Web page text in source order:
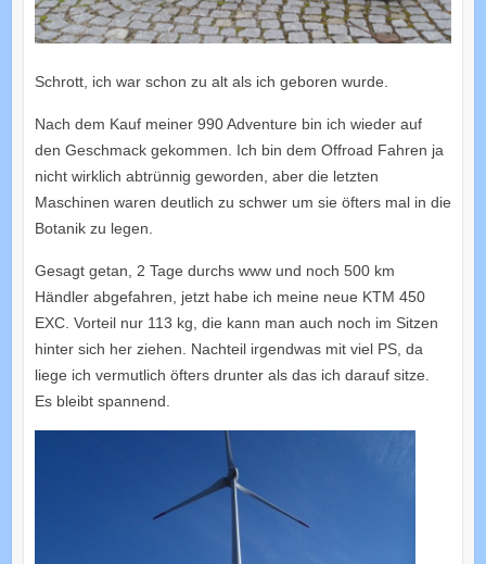
Schrott, ich war schon zu alt als ich geboren wurde.
Nach dem Kauf meiner 990 Adventure bin ich wieder auf
den Geschmack gekommen. Ich bin dem Offroad Fahren ja
nicht wirklich abtrünnig geworden, aber die letzten
Maschinen waren deutlich zu schwer um sie öfters mal in die
Botanik zu legen.
Gesagt getan, 2 Tage durchs www und noch 500 km
Händler abgefahren, jetzt habe ich meine neue KTM 450
EXC. Vorteil nur 113 kg, die kann man auch noch im Sitzen
hinter sich her ziehen. Nachteil irgendwas mit viel PS, da
liege ich vermutlich öfters drunter als das ich darauf sitze.
Es bleibt spannend.